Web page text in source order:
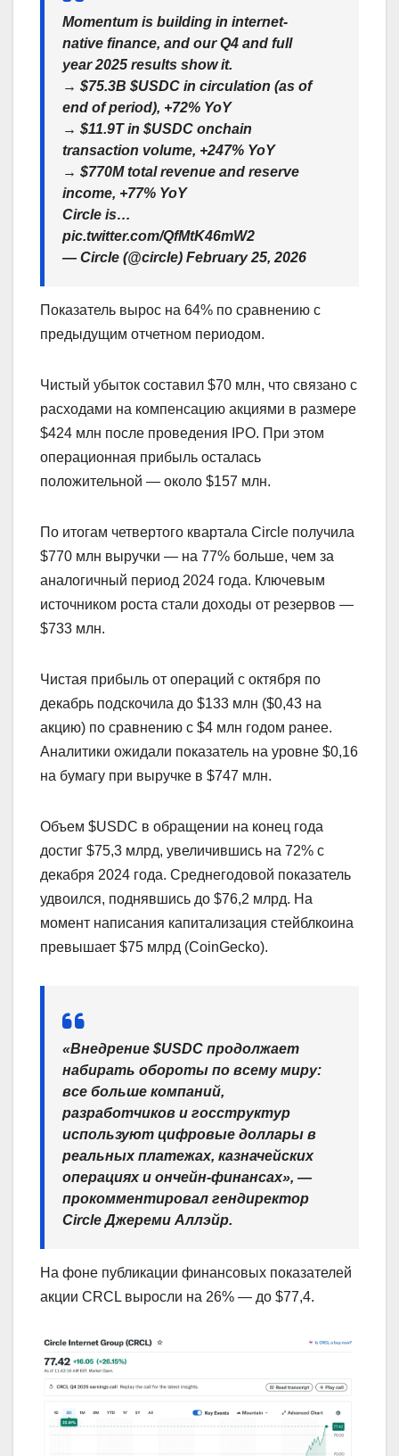
Momentum is building in internet-
native finance, and our Q4 and full
year 2025 results show it.
→ $75.3B $USDC in circulation (as of
end of period), +72% YoY
→ $11.9T in $USDC onchain
transaction volume, +247% YoY
→ $770M total revenue and reserve
income, +77% YoY
Circle is…
pic.twitter.com/QfMtK46mW2
— Circle (@circle) February 25, 2026
Показатель вырос на 64% по сравнению с
предыдущим отчетном периодом.
Чистый убыток составил $70 млн, что связано с
расходами на компенсацию акциями в размере
$424 млн после проведения IPO. При этом
операционная прибыль осталась
положительной — около $157 млн.
По итогам четвертого квартала Circle получила
$770 млн выручки — на 77% больше, чем за
аналогичный период 2024 года. Ключевым
источником роста стали доходы от резервов —
$733 млн.
Чистая прибыль от операций с октября по
декабрь подскочила до $133 млн ($0,43 на
акцию) по сравнению с $4 млн годом ранее.
Аналитики ожидали показатель на уровне $0,16
на бумагу при выручке в $747 млн.
Объем $USDC в обращении на конец года
достиг $75,3 млрд, увеличившись на 72% с
декабря 2024 года. Среднегодовой показатель
удвоился, поднявшись до $76,2 млрд. На
момент написания капитализация стейблкоина
превышает $75 млрд (CoinGecko).
«Внедрение $USDC продолжает
набирать обороты по всему миру:
все больше компаний,
разработчиков и госструктур
используют цифровые доллары в
реальных платежах, казначейских
операциях и ончейн-финансах», —
прокомментировал гендиректор
Circle Джереми Аллэйр.
На фоне публикации финансовых показателей
акции CRCL выросли на 26% — до $77,4.